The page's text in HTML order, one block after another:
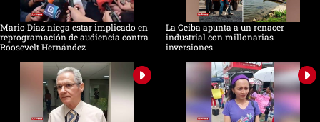
Mario Díaz niega estar implicado en
reprogramación de audiencia contra
Roosevelt Hernández
La Ceiba apunta a un renacer
industrial con millonarias
inversiones